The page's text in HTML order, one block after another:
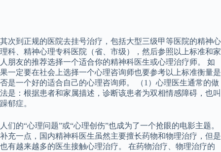
其次到正规的医院去挂号治疗，包括大型三级甲等医院的精神心
理科、精神心理专科医院（省、市级），然后参照以上标准和家
人朋友的推荐选择一个适合你的精神科医生或心理治疗师。 如
果一定要在社会上选择一个心理咨询师也要参考以上标准衡量是
否是一个好的适合自己的心理咨询师。 （1）心理医生通常的做
法是：根据患者和家属描述，诊断该患者为双相情感障碍，也叫
躁郁症。
人们的“心理问题”或“心理创伤”也成为了一个抢眼的电影主题。
补充一点，国内精神科医生虽然主要擅长药物和物理治疗，但是
也有越来越多的医生接触心理治疗。 在药物治疗、物理治疗的